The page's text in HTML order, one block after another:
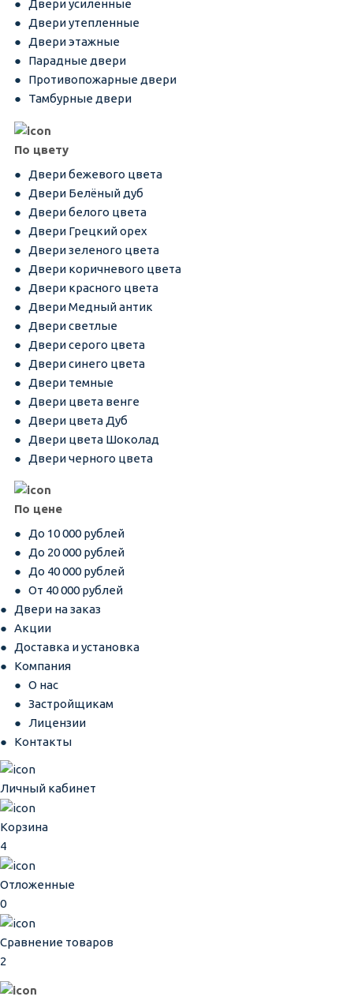
Двери усиленные
Двери утепленные
Двери этажные
Парадные двери
Противопожарные двери
Тамбурные двери
По цвету
Двери бежевого цвета
Двери Белёный дуб
Двери белого цвета
Двери Грецкий орех
Двери зеленого цвета
Двери коричневого цвета
Двери красного цвета
Двери Медный антик
Двери светлые
Двери серого цвета
Двери синего цвета
Двери темные
Двери цвета венге
Двери цвета Дуб
Двери цвета Шоколад
Двери черного цвета
По цене
До 10 000 рублей
До 20 000 рублей
До 40 000 рублей
От 40 000 рублей
Двери на заказ
Акции
Доставка и установка
Компания
О нас
Застройщикам
Лицензии
Контакты
Личный кабинет
Корзина
4
Отложенные
0
Сравнение товаров
2